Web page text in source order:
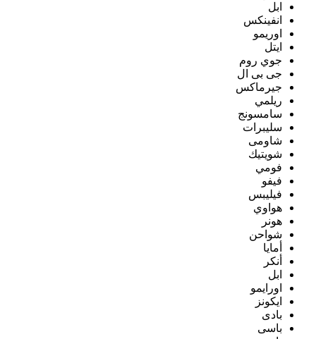
ابل
انفينكس
اوريمو
ايتل
جوي روم
جى بى ال
جيرماكس
ريلمي
سامسونج
سليبرات
شاومى
شويتيك
فومي
فيفو
فيليبس
هواوي
هونر
شواحن
أمايا
أنكر
ابل
اورايمو
ايكونز
بادى
باسى